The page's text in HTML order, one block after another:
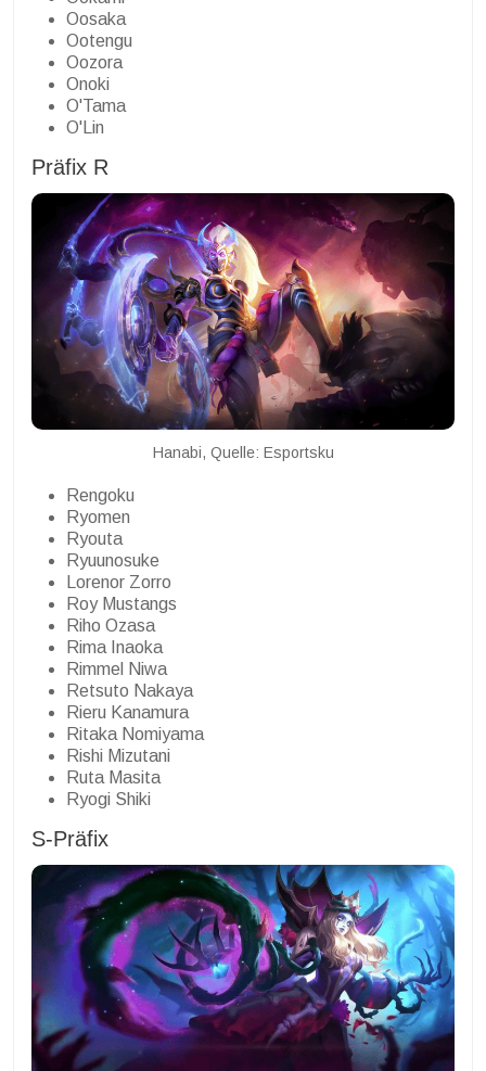
Oosaka
Ootengu
Oozora
Onoki
O'Tama
O'Lin
Präfix R
Hanabi, Quelle: Esportsku
Rengoku
Ryomen
Ryouta
Ryuunosuke
Lorenor Zorro
Roy Mustangs
Riho Ozasa
Rima Inaoka
Rimmel Niwa
Retsuto Nakaya
Rieru Kanamura
Ritaka Nomiyama
Rishi Mizutani
Ruta Masita
Ryogi Shiki
S-Präfix